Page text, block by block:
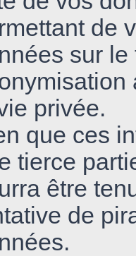
de
sur le
privée.
que ces
tierce
être
de